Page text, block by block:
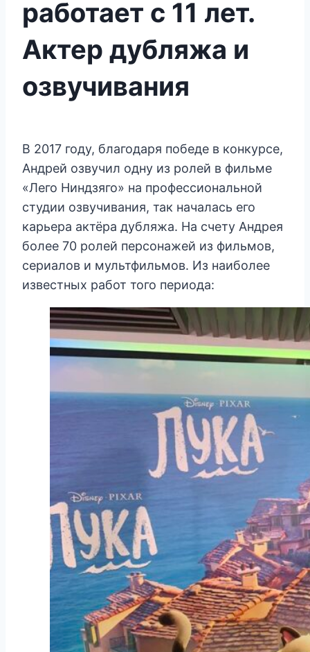
работает с 11 лет.
Актер дубляжа и
озвучивания
В 2017 году, благодаря победе в конкурсе,
Андрей озвучил одну из ролей в фильме
«Лего Ниндзяго» на профессиональной
студии озвучивания, так началась его
карьера актёра дубляжа. На счету Андрея
более 70 ролей персонажей из фильмов,
сериалов и мультфильмов. Из наиболее
известных работ того периода: